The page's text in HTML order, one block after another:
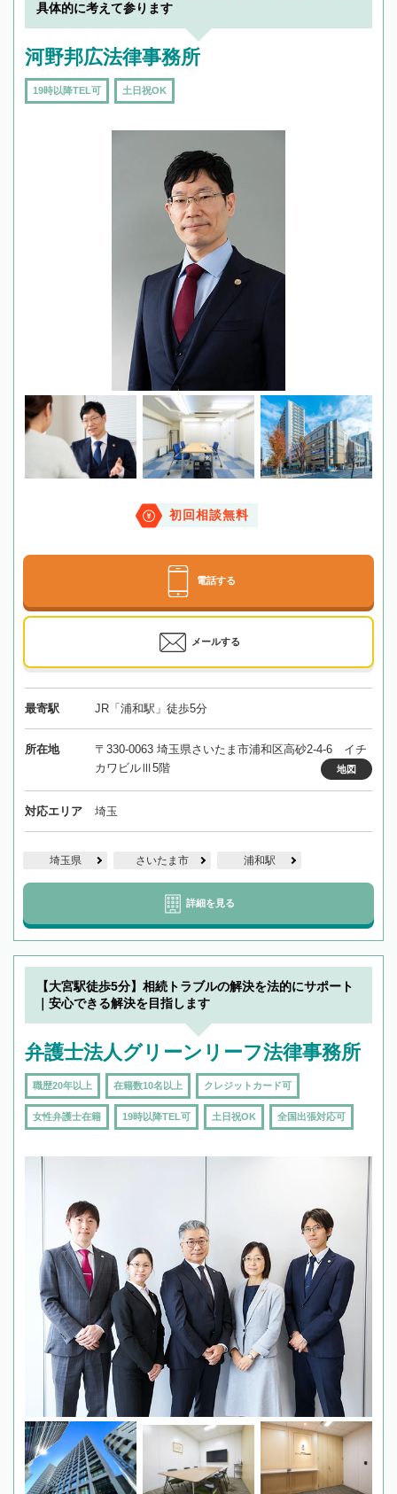
具体的に考えて参ります
河野邦広法律事務所
19時以降TEL可 土日祝OK
初回相談無料
電話する
メールする
最寄駅 JR「浦和駅」徒歩5分
所在地
〒330-0063 埼玉県さいたま市浦和区高砂2-4-6 イチ
カワビルⅢ5階
地図
対応エリア 埼玉
埼玉県 さいたま市 浦和駅
詳細を見る
【大宮駅徒歩5分】相続トラブルの解決を法的にサポート
｜安心できる解決を目指します
弁護士法人グリーンリーフ法律事務所
職歴20年以上 在籍数10名以上 クレジットカード可
女性弁護士在籍 19時以降TEL可 土日祝OK 全国出張対応可